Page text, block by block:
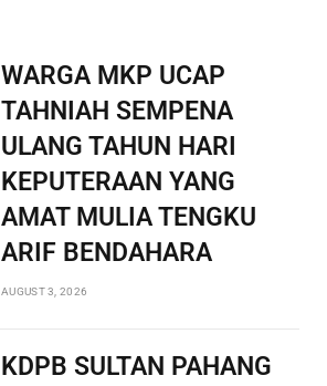
WARGA MKP UCAP
TAHNIAH SEMPENA
ULANG TAHUN HARI
KEPUTERAAN YANG
AMAT MULIA TENGKU
ARIF BENDAHARA
AUGUST 3, 2026
KDPB SULTAN PAHANG